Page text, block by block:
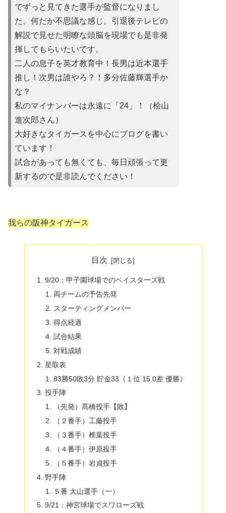
でずっと見てきた選手が監督になりまし
た。何だか不思議な感じ。引退後テレビの
解説で見せた明瞭な頭脳を現場でも是非発
揮してもらいたいです。
二人の息子を英才教育中！長男は近本選手
推し！次男は誰やろ？！多分佐藤輝選手か
な？
私のマイナンバーは永遠に「24」！（桧山
進次郎さん）
大好きなタイガースを中心にブログを書い
ています！
試合があって も無くても、毎日頑張って更
新するので是非読んでください！
我らの阪神タイガース
目次
9/20：甲子園球場でのベイスターズ戦
両チームの予告先発
スターティングメンバー
得点経過
試合結果
対戦成績
星取表
83勝50敗3分 貯金33（１位 15.0差 優勝）
投手陣
（先発）髙橋投手【敗】
（２番手）工藤投手
（３番手）椎葉投手
（４番手）伊原投手
（５番手）岩貞投手
野手陣
５番 大山選手（一）
9/21：神宮球場でスワローズ戦